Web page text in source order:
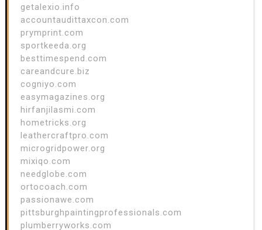
getalexio.info
accountaudittaxcon.com
prymprint.com
sportkeeda.org
besttimespend.com
careandcure.biz
cogniyo.com
easymagazines.org
hirfanjilasmi.com
hometricks.org
leathercraftpro.com
microgridpower.org
mixiqo.com
needglobe.com
ortocoach.com
passionawe.com
pittsburghpaintingprofessionals.com
plumberryworks.com